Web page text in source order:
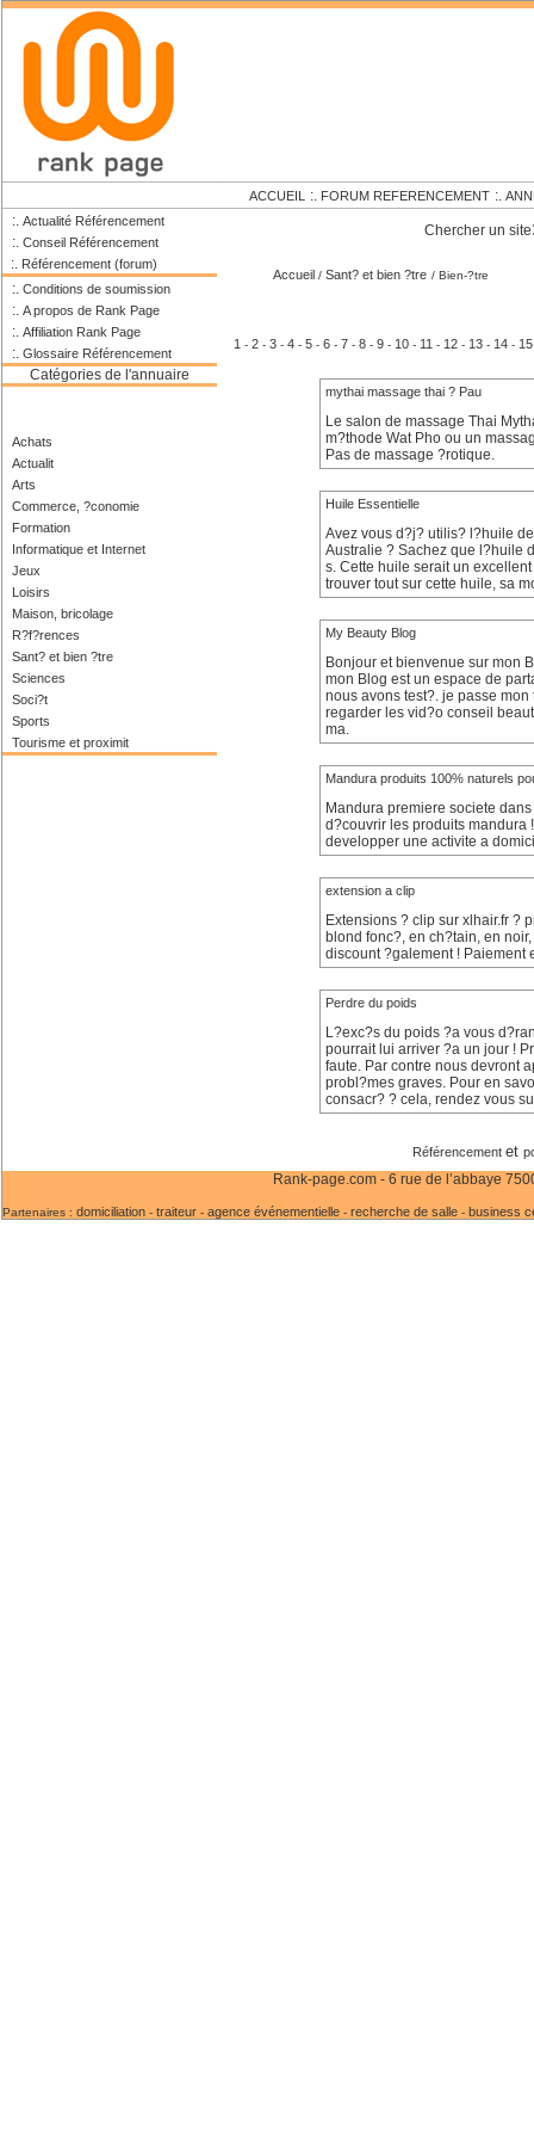
ACCUEIL :. FORUM REFERENCEMENT :.
:. Actualité Référencement
:. Conseil Référencement
:. Référencement (forum)
:. Conditions de soumission
:. A propos de Rank Page
:. Affiliation Rank Page
:. Glossaire Référencement
Catégories de l'annuaire
Achats
Actualit
Arts
Commerce, ?conomie
Formation
Informatique et Internet
Jeux
Loisirs
Maison, bricolage
R?f?rences
Sant? et bien ?tre
Sciences
Soci?t
Sports
Tourisme et proximit
Chercher un site
Accueil / Sant? et bien ?tre / Bien-?tre
1 - 2 - 3 - 4 - 5 - 6 - 7 - 8 - 9 - 10 - 11 - 12 - 13 - 14 - 15
mythai massage thai ? Pau
Le salon de massage Thai
m?thode Wat Pho ou un
Pas de massage ?rotique.
Huile Essentielle
Avez vous d?j? utilis? l?huile
Australie ? Sachez que l?huile
s. Cette huile serait un
trouver tout sur cette huile, sa
My Beauty Blog
Bonjour et bienvenue sur mon
mon Blog est un espace de
nous avons test?. je passe
regarder les vid?o conseil
ma.
Mandura produits 100% naturels
Mandura premiere societe
d?couvrir les produits mandura
developper une activite a
extension a clip
Extensions ? clip sur xlhair.fr ?
blond fonc?, en ch?tain, en
discount ?galement ! Paiement
Perdre du poids
L?exc?s du poids ?a vous
pourrait lui arriver ?a un jour !
faute. Par contre nous devront
probl?mes graves. Pour en
consacr? ? cela, rendez vous
Référencement et
Rank-page.com - 6 rue de l’abbaye
Partenaires : domiciliation - traiteur - agence événementielle - recherche de salle - business